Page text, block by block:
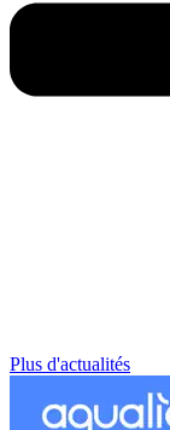
Plus d'actualités